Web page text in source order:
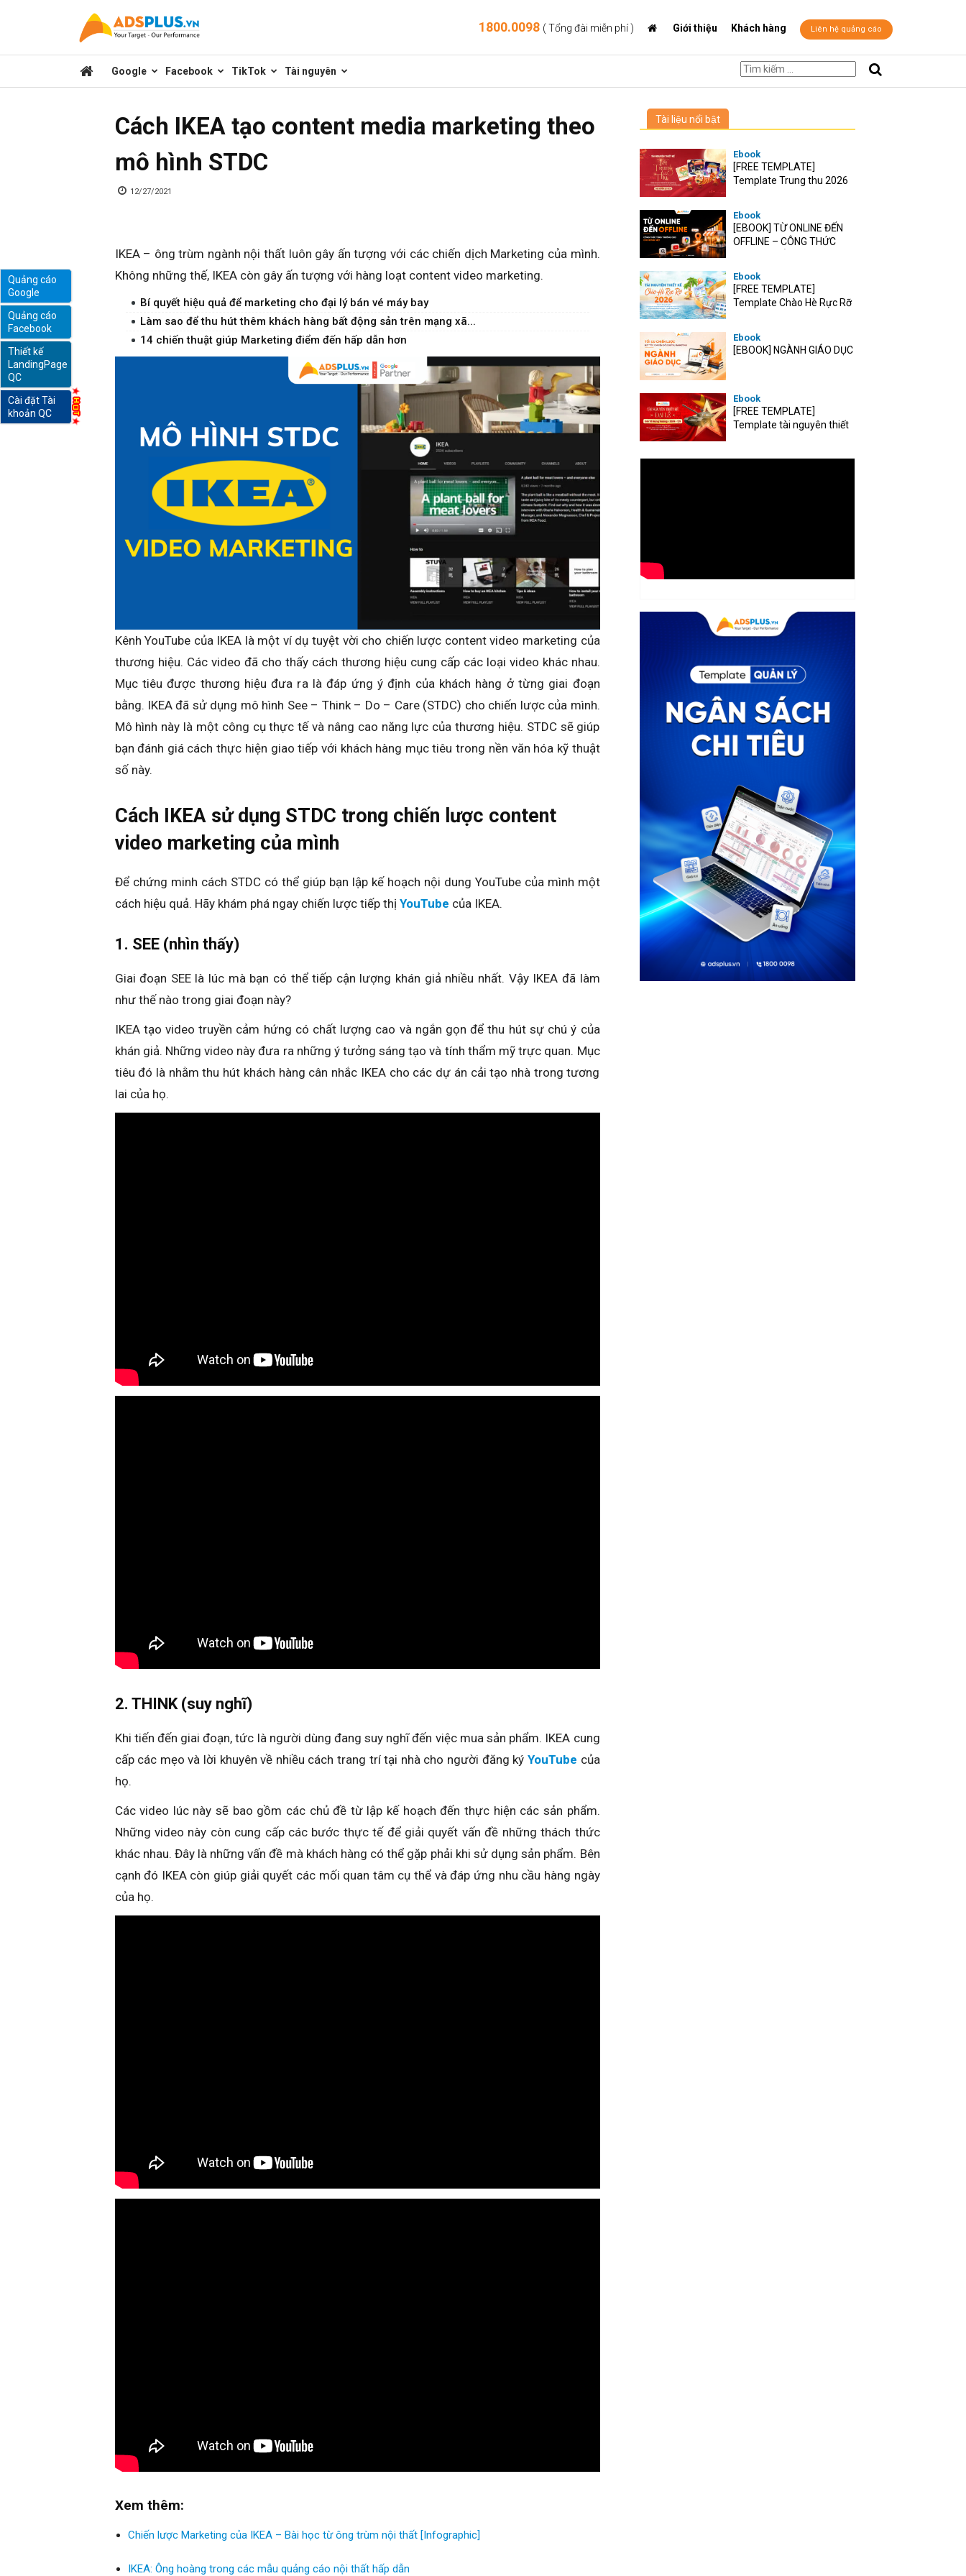
sẻ
marketing
online
1800.0098 ( Tổng đài miễn phí ) Giới thiệu Khách hàng Liên hệ quảng cáo
Google Facebook TikTok Tài nguyên
Cách IKEA tạo content media marketing theo
mô hình STDC
12/27/2021
IKEA – ông trùm ngành nội thất luôn gây ấn tượng với các chiến dịch Marketing của mình.
Không những thế, IKEA còn gây ấn tượng với hàng loạt content video marketing.
Bí quyết hiệu quả để marketing cho đại lý bán vé máy bay
Làm sao để thu hút thêm khách hàng bất động sản trên mạng xã...
14 chiến thuật giúp Marketing điểm đến hấp dẫn hơn
Kênh YouTube của IKEA là một ví dụ tuyệt vời cho chiến lược content video marketing của
thương hiệu. Các video đã cho thấy cách thương hiệu cung cấp các loại video khác nhau.
Mục tiêu được thương hiệu đưa ra là đáp ứng ý định của khách hàng ở từng giai đoạn
bằng. IKEA đã sử dụng mô hình See – Think – Do – Care (STDC) cho chiến lược của mình.
Mô hình này là một công cụ thực tế và nâng cao năng lực của thương hiệu. STDC sẽ giúp
bạn đánh giá cách thực hiện giao tiếp với khách hàng mục tiêu trong nền văn hóa kỹ thuật
số này.
Cách IKEA sử dụng STDC trong chiến lược content
video marketing của mình
Để chứng minh cách STDC có thể giúp bạn lập kế hoạch nội dung YouTube của mình một
cách hiệu quả. Hãy khám phá ngay chiến lược tiếp thị YouTube của IKEA.
1. SEE (nhìn thấy)
Giai đoạn SEE là lúc mà bạn có thể tiếp cận lượng khán giả nhiều nhất. Vậy IKEA đã làm
như thế nào trong giai đoạn này?
IKEA tạo video truyền cảm hứng có chất lượng cao và ngắn gọn để thu hút sự chú ý của
khán giả. Những video này đưa ra những ý tưởng sáng tạo và tính thẩm mỹ trực quan. Mục
tiêu đó là nhằm thu hút khách hàng cân nhắc IKEA cho các dự án cải tạo nhà trong tương
lai của họ.
2. THINK (suy nghĩ)
Khi tiến đến giai đoạn, tức là người dùng đang suy nghĩ đến việc mua sản phẩm. IKEA cung
cấp các mẹo và lời khuyên về nhiều cách trang trí tại nhà cho người đăng ký YouTube của
họ.
Các video lúc này sẽ bao gồm các chủ đề từ lập kế hoạch đến thực hiện các sản phẩm.
Những video này còn cung cấp các bước thực tế để giải quyết vấn đề những thách thức
khác nhau. Đây là những vấn đề mà khách hàng có thể gặp phải khi sử dụng sản phẩm. Bên
cạnh đó IKEA còn giúp giải quyết các mối quan tâm cụ thể và đáp ứng nhu cầu hàng ngày
của họ.
Xem thêm:
Chiến lược Marketing của IKEA – Bài học từ ông trùm nội thất [Infographic]
IKEA: Ông hoàng trong các mẫu quảng cáo nội thất hấp dẫn
Quảng cáo
Google
Quảng cáo
Facebook
Thiết kế
LandingPage
QC
Cài đặt Tài
khoản QC
Tài liệu nổi bật
Ebook
[FREE TEMPLATE]
Template Trung thu 2026
Ebook
[EBOOK] TỪ ONLINE ĐẾN
OFFLINE – CÔNG THỨC
Ebook
[FREE TEMPLATE]
Template Chào Hè Rực Rỡ
Ebook
[EBOOK] NGÀNH GIÁO DỤC
Ebook
[FREE TEMPLATE]
Template tài nguyên thiết